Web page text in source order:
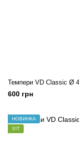
Темпери VD Classic Ø
600 грн
НОВИНКА
ХІТ